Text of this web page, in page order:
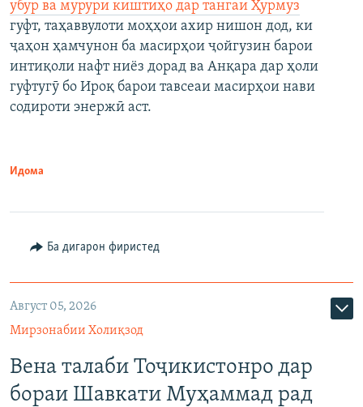
убур ва мурури киштиҳо дар тангаи Ҳурмуз
гуфт, таҳаввулоти моҳҳои ахир нишон дод, ки
ҷаҳон ҳамчунон ба масирҳои ҷойгузин барои
интиқоли нафт ниёз дорад ва Анқара дар ҳоли
гуфтугӯ бо Ироқ барои тавсеаи масирҳои нави
содироти энержӣ аст.
Идома
Ба дигарон фиристед
Август 05, 2026
Мирзонабии Холиқзод
Вена талаби Тоҷикистонро дар
бораи Шавкати Муҳаммад рад